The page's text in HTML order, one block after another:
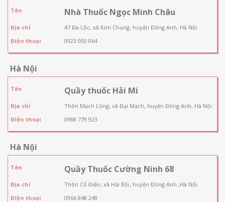
Tên Nhà Thuốc Ngọc Minh Châu
Địa chỉ
47 Đa Lộc, xã Kim Chung, huyện Đông Anh, Hà Nội
Điện thoại
0923 000 064
Hà Nội
Tên Quầy thuốc Hải Mi
Địa chỉ
Thôn Mạch Lũng, xã Đại Mạch, huyện Đông Anh, Hà Nội
Điện thoại
0988 779 923
Hà Nội
Tên Quầy Thuốc Cường Ninh 68
Địa chỉ
Thôn Cổ Điển, xã Hải Bối, huyện Đông Anh ,Hà Nội
Điện thoại
0966 848 248